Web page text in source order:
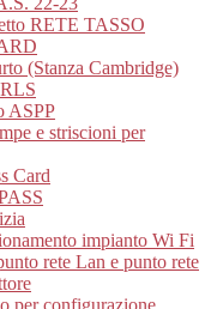
RETE TASSO
(Stanza Cambridge)
ASPP
e striscioni per
Card
impianto Wi Fi
rete Lan e punto rete